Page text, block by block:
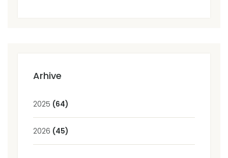
Arhive
2025 (64)
2026 (45)